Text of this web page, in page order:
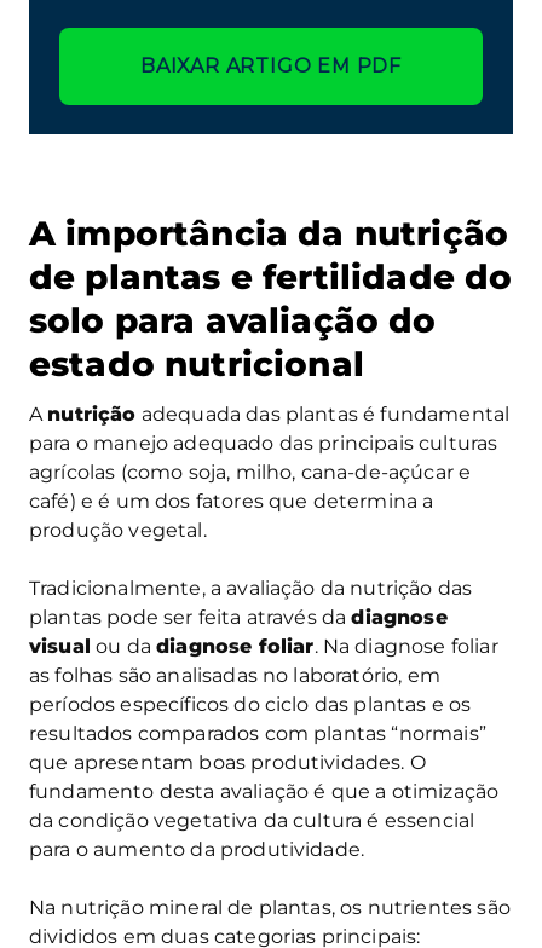
BAIXAR ARTIGO EM PDF
A importância da nutrição
de plantas e fertilidade do
solo para avaliação do
estado nutricional
A nutrição adequada das plantas é fundamental
para o manejo adequado das principais culturas
agrícolas (como soja, milho, cana-de-açúcar e
café) e é um dos fatores que determina a
produção vegetal.
Tradicionalmente, a avaliação da nutrição das
plantas pode ser feita através dadiagnose
visual ou dadiagnose foliar. Na diagnose foliar
as folhas são analisadas no laboratório, em
períodos específicos do ciclo das plantas e os
resultados comparados com plantas “normais”
que apresentam boas produtividades. O
fundamento desta avaliação é que a otimização
da condição vegetativa da cultura é essencial
para o aumento da produtividade.
Na nutrição mineral de plantas, os nutrientes são
divididos em duas categorias principais: